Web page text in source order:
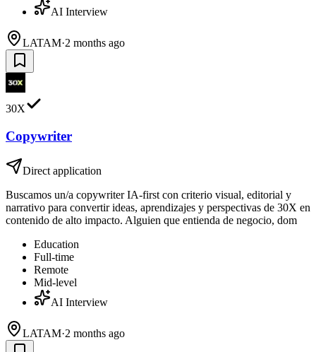
AI Interview
LATAM·2 months ago
30X
Copywriter
Direct application
Buscamos un/a copywriter IA-first con criterio visual, editorial y
narrativo para convertir ideas, aprendizajes y perspectivas de 30X en
contenido de alto impacto. Alguien que entienda de negocio, dom
Education
Full-time
Remote
Mid-level
AI Interview
LATAM·2 months ago